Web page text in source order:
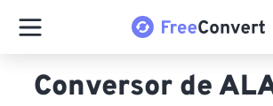
Conversor de